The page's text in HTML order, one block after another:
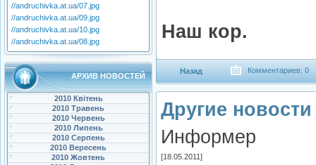
//andruchivka.at.ua/07.jpg
//andruchivka.at.ua/09.jpg
//andruchivka.at.ua/10.jpg
//andruchivka.at.ua/08.jpg
АРХИВ НОВОСТЕЙ
2010 Квітень
2010 Травень
2010 Червень
2010 Липень
2010 Серпень
2010 Вересень
2010 Жовтень
Наш кор.
Назад Комментариев: 0
Другие
Информер
[18.05.2011]